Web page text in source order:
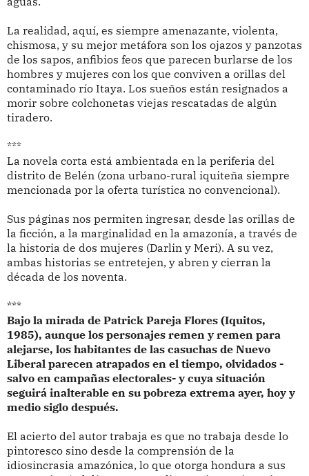
La realidad, aquí, es siempre amenazante, violenta,
chismosa, y su mejor metáfora son los ojazos y panzotas
de los sapos, anfibios feos que parecen burlarse de los
hombres y mujeres con los que conviven a orillas del
contaminado río Itaya. Los sueños están resignados a
morir sobre colchonetas viejas rescatadas de algún
tiradero.
***
La novela corta está ambientada en la periferia del
distrito de Belén (zona urbano-rural iquiteña siempre
mencionada por la oferta turística no convencional).
Sus páginas nos permiten ingresar, desde las orillas de
la ficción, a la marginalidad en la amazonía, a través de
la historia de dos mujeres (Darlin y Meri). A su vez,
ambas historias se entretejen, y abren y cierran la
década de los noventa.
***
Bajo la mirada de Patrick Pareja Flores (Iquitos,
1985), aunque los personajes remen y remen para
alejarse, los habitantes de las casuchas de Nuevo
Liberal parecen atrapados en el tiempo, olvidados -
salvo en campañas electorales- y cuya situación
seguirá inalterable en su pobreza extrema ayer, hoy y
medio siglo después.
El acierto del autor trabaja es que no trabaja desde lo
pintoresco sino desde la comprensión de la
idiosincrasia amazónica, lo que otorga hondura a sus